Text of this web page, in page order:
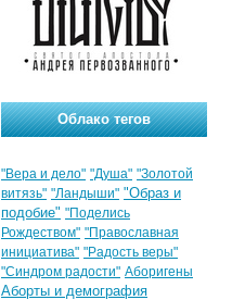
Облако тегов
"Вера и дело" "Душа" "Золотой
витязь" "Ландыши" "Образ и
подобие" "Поделись
Рождеством" "Православная
инициатива" "Радость веры"
"Синдром радости" Аборигены
Аборты и демография